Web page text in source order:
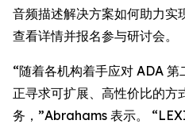
音频描述解决方案如何助力实
查看详情并报名参与研讨会。
“随着各机构着手应对 ADA
正寻求可扩展、高性价比的方
务，”Abrahams 表示。